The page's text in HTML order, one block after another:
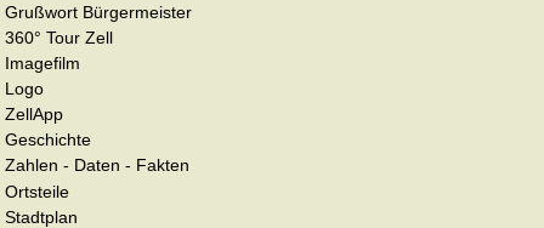
Grußwort Bürgermeister
360° Tour Zell
Imagefilm
Logo
ZellApp
Geschichte
Zahlen - Daten - Fakten
Ortsteile
Stadtplan